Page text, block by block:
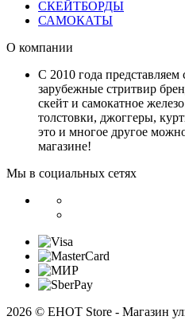
СКЕЙТБОРДЫ
САМОКАТЫ
О компании
С 2010 года
зарубежные стритвир
скейт и самокатное
толстовки, джоггеры,
это и многое другое
магазине!
Мы в социальных сетях
2026 © EHOT Store - Магазин